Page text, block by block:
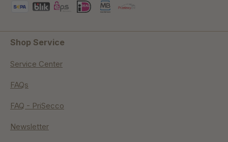
Shop Service
Service Center
FAQs
FAQ - PriSecco
Newsletter